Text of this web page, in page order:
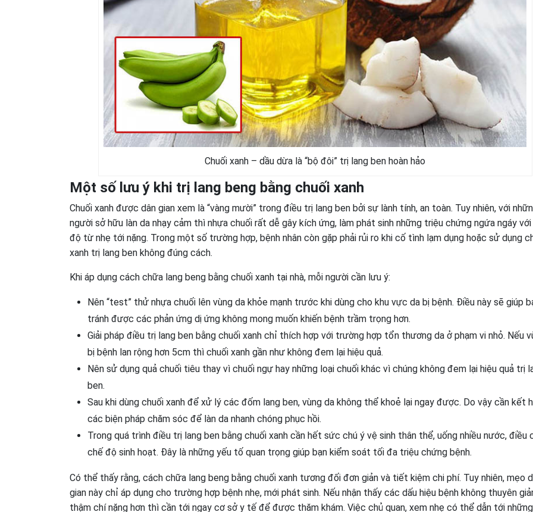
Chuối xanh – dầu dừa là “bộ đôi” trị lang ben hoàn hảo
Một số lưu ý khi trị lang beng bằng chuối xanh
Chuối xanh được dân gian xem là “vàng mười” trong điều trị lang ben bởi sự lành tính, an toàn. Tuy nhiên, với
người sở hữu làn da nhạy cảm thì nhựa chuối rất dễ gây kích ứng, làm phát sinh những triệu chứng ngứa ngáy
độ từ nhẹ tới nặng. Trong một số trường hợp, bệnh nhân còn gặp phải rủi ro khi cố tình lạm dụng hoặc sử dụng
xanh trị lang ben không đúng cách.
Khi áp dụng cách chữa lang beng bằng chuối xanh tại nhà, mỗi người cần lưu ý:
Nên “test” thử nhựa chuối lên vùng da khỏe mạnh trước khi dùng cho khu vực da bị bệnh. Điều này sẽ giúp
tránh được các phản ứng dị ứng không mong muốn khiến bệnh trầm trọng hơn.
Giải pháp điều trị lang ben bằng chuối xanh chỉ thích hợp với trường hợp tổn thương da ở phạm vi nhỏ. Nếu
bị bệnh lan rộng hơn 5cm thì chuối xanh gần như không đem lại hiệu quả.
Nên sử dụng quả chuối tiêu thay vì chuối ngự hay những loại chuối khác vì chúng không đem lại hiệu quả trị
ben.
Sau khi dùng chuối xanh để xử lý các đốm lang ben, vùng da không thể khoẻ lại ngay được. Do vậy cần kết
các biện pháp chăm sóc để làn da nhanh chóng phục hồi.
Trong quá trình điều trị lang ben bằng chuối xanh cần hết sức chú ý vệ sinh thân thể, uống nhiều nước, điều
chế độ sinh hoạt. Đây là những yếu tố quan trọng giúp bạn kiểm soát tối đa triệu chứng bệnh.
Có thể thấy rằng, cách chữa lang beng bằng chuối xanh tương đối đơn giản và tiết kiệm chi phí. Tuy nhiên, mẹo
gian này chỉ áp dụng cho trường hợp bệnh nhẹ, mới phát sinh. Nếu nhận thấy các dấu hiệu bệnh không thuyên
thậm chí nặng hơn thì cần tới ngay cơ sở y tế để được thăm khám. Việc chủ quan, xem nhẹ có thể dẫn tới